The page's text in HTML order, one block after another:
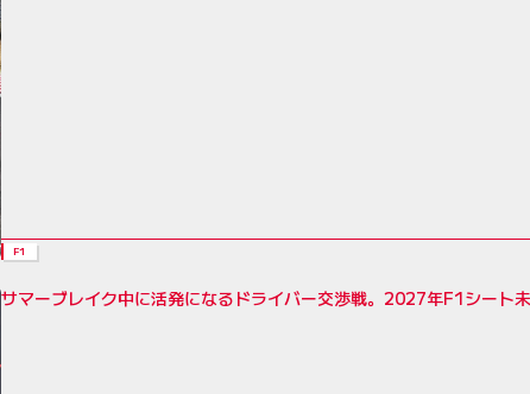
F1
サマーブレイク中に活発になるドライバー交渉戦。2027年F1シート